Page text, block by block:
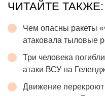
ЧИТАЙТЕ ТАКЖЕ:
Чем опасны ракеты
атаковала тыловые
Три человека
атаки ВСУ на
Движение перекроют